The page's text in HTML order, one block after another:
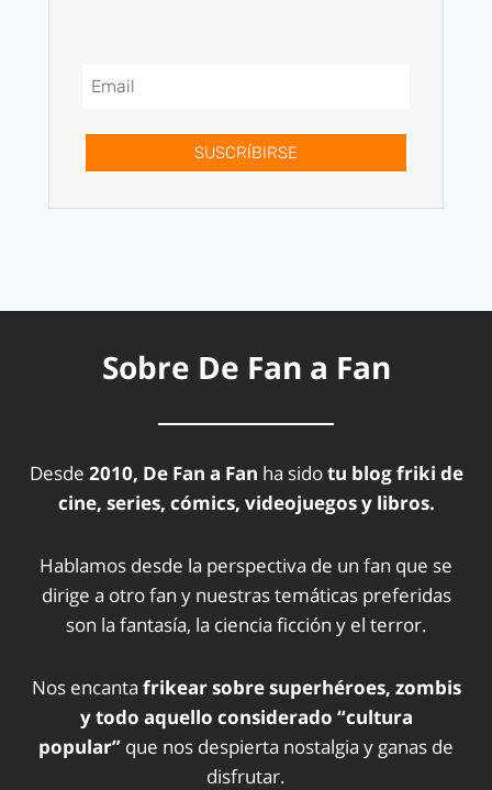
SUSCRÍBIRSE
Sobre De Fan a Fan
Desde 2010, De Fan a Fan ha sidotu blog friki de
cine, series, cómics, videojuegos y libros.
Hablamos desde la perspectiva de un fan que se
dirige a otro fan y nuestras temáticas preferidas
son la fantasía, la ciencia ficción y el terror.
Nos encanta frikear sobre superhéroes, zombis
y todo aquello considerado “cultura
popular” que nos despierta nostalgia y ganas de
disfrutar.